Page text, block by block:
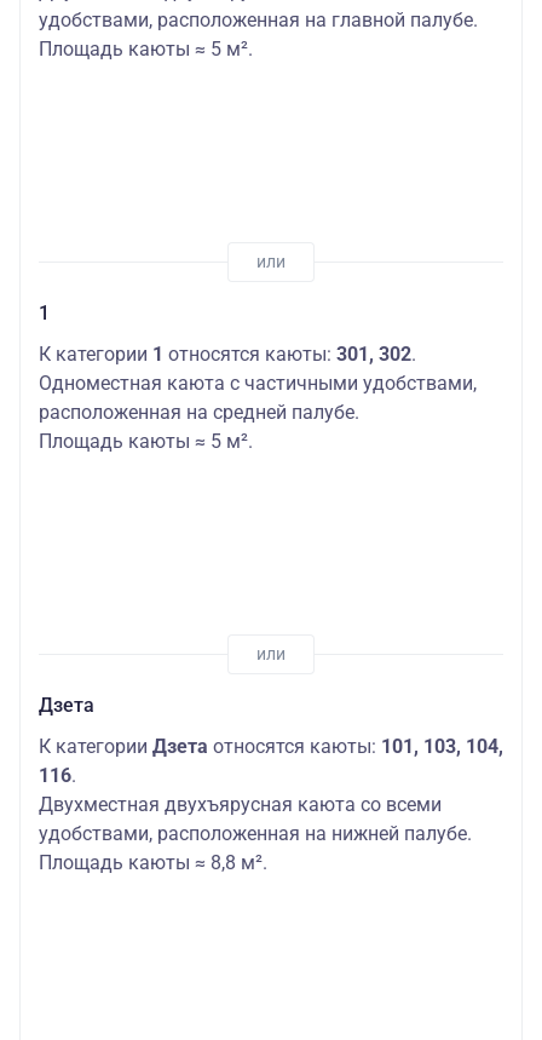
удобствами, расположенная на главной палубе.
Площадь каюты ≈ 5 м².
1
К категории 1 относятся каюты: 301, 302.
Одноместная каюта с частичными удобствами,
расположенная на средней палубе.
Площадь каюты ≈ 5 м².
Дзета
К категории Дзета относятся каюты: 101, 103, 104,
116.
Двухместная двухъярусная каюта со всеми
удобствами, расположенная на нижней палубе.
Площадь каюты ≈ 8,8 м².